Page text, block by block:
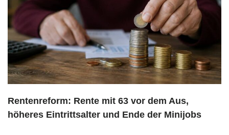
Rentenreform: Rente mit 63 vor dem Aus,
höheres Eintrittsalter und Ende der Minijobs